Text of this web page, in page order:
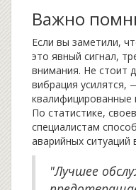
Важно
Если вы заметили,
это явный сигнал,
внимания. Не стоит
вибрация
квалифицированные
По статистике,
специалистам
аварийных ситуаций
"Лучшее